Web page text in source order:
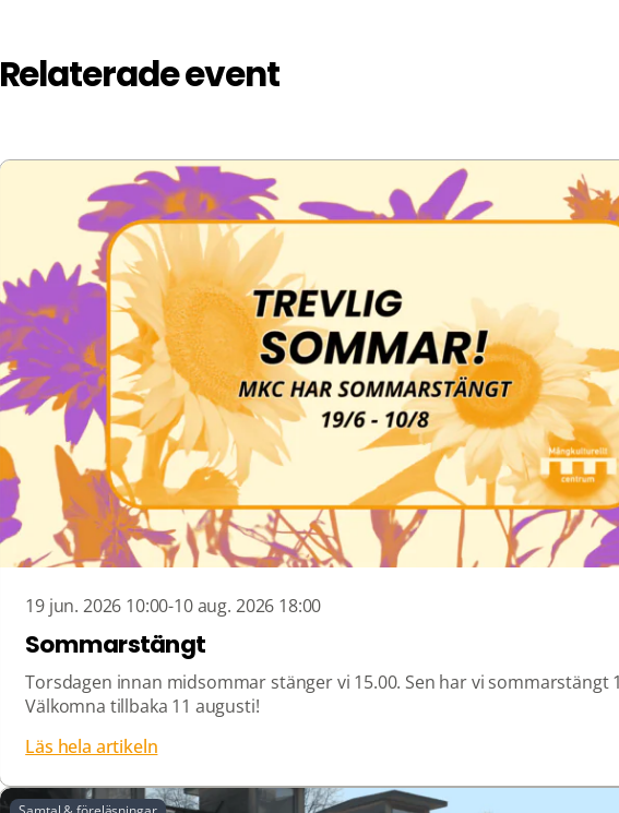
Relaterade event
19 jun. 2026 10:00-10 aug. 2026 18:00
Sommarstängt
Torsdagen innan midsommar stänger vi 15.00. Sen har vi sommarstängt
Välkomna tillbaka 11 augusti!
Läs hela artikeln